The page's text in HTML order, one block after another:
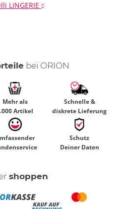
LINGERIE
bei ORION
Mehr als
Artikel
Schnelle &
diskrete Lieferung
Schutz
Deiner Daten
shoppen